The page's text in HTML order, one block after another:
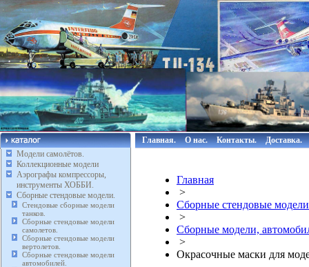
Модели самолётов.
Коллекционные модели
Аэрографы компрессоры,
инструменты ХОББИ.
Сборные стендовые модели.
Стендовые сборные модели
танков.
Сборные стендовые модели
самолетов.
Сборные стендовые модели
вертолетов.
Сборные стендовые модели
автомобилей.
Главная. О нас. Контакты. Доставка.
Главная
>
Сборные стендовые
>
Сборные модели,
>
Окрасочные маски для